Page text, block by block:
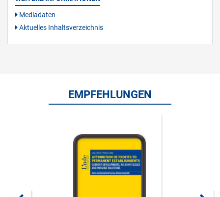
Mediadaten
Aktuelles Inhaltsverzeichnis
EMPFEHLUNGEN